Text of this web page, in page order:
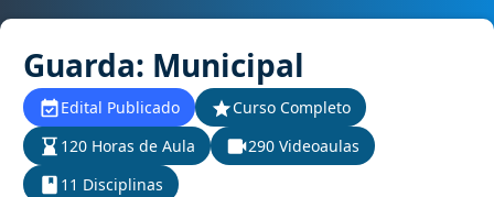
Guarda: Municipal
Edital Publicado
Curso Completo
120 Horas de Aula
290 Videoaulas
11 Disciplinas